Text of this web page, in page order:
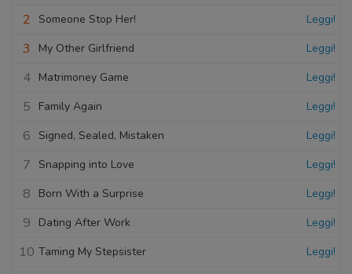
2 Someone Stop Her! Leggi!
3 My Other Girlfriend Leggi!
4 Matrimoney Game Leggi!
5 Family Again Leggi!
6 Signed, Sealed, Mistaken Leggi!
7 Snapping into Love Leggi!
8 Born With a Surprise Leggi!
9 Dating After Work Leggi!
10 Taming My Stepsister Leggi!